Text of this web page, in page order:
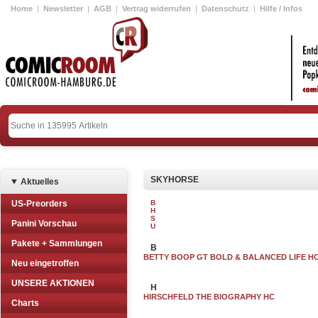
Home | Newsletter | AGB | Vertrag widerrufen | Datenschutz | Hilfe / Infos
Aktuelles
US-Preorders
Panini Vorschau
Pakete + Sammlungen
Neu eingetroffen
UNSERE AKTIONEN
Charts
SKYHORSE
B
H
S
U
B
BETTY BOOP GT BOLD & BALANCED LIFE
H
HIRSCHFELD THE BIOGRAPHY HC